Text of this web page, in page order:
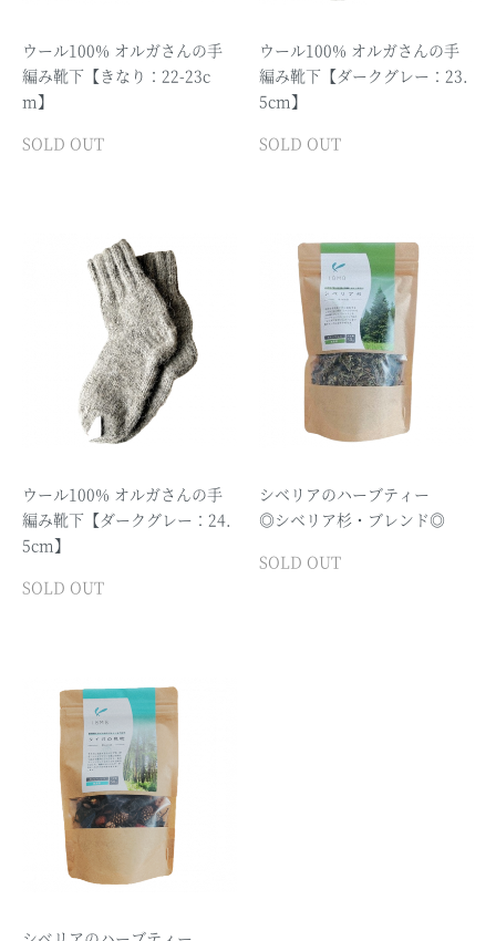
ウール100% オルガさんの手
編み靴下【きなり：22-23c
m】
SOLD OUT
ウール100% オルガさんの手
編み靴下【ダークグレー：23.
5cm】
SOLD OUT
ウール100% オルガさんの手
編み靴下【ダークグレー：24.
5cm】
SOLD OUT
シベリアのハーブティー
◎シベリア杉・ブレンド◎
SOLD OUT